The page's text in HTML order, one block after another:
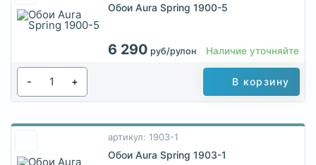
Обои Aura Spring 1900-5
6 290 руб/рулон Наличие уточняйте
- + В корзину
артикул: 1903-1
Обои Aura Spring 1903-1